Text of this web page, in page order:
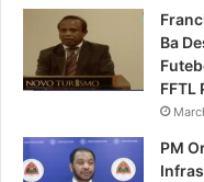
Ba
PM